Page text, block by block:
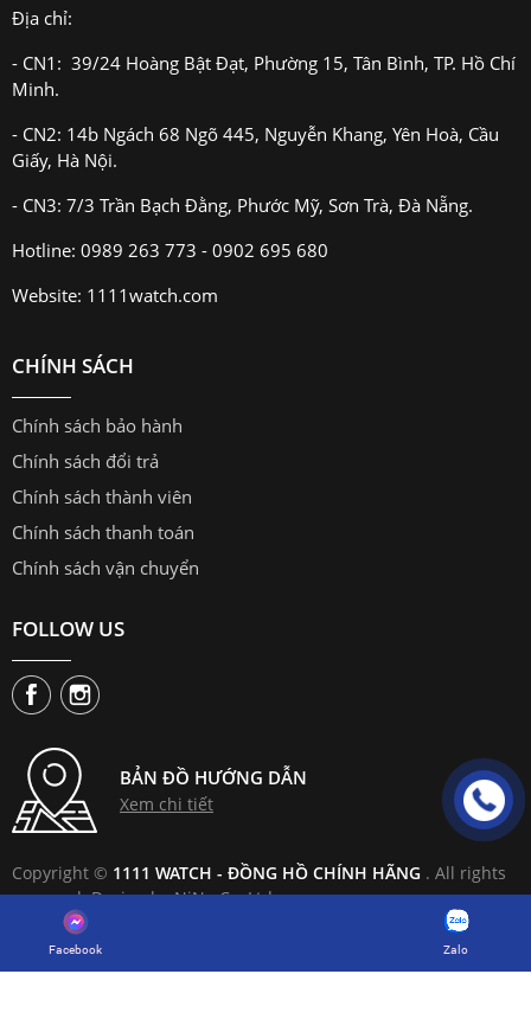
Facebook Zalo
Địa chỉ:
- CN1: 39/24 Hoàng Bật Đạt, Phường 15, Tân Bình, TP. Hồ Chí
Minh.
- CN2: 14b Ngách 68 Ngõ 445, Nguyễn Khang, Yên Hoà, Cầu
Giấy, Hà Nội.
- CN3: 7/3 Trần Bạch Đằng, Phước Mỹ, Sơn Trà, Đà Nẵng.
Hotline: 0989 263 773 - 0902 695 680
Website: 1111watch.com
CHÍNH SÁCH
Chính sách bảo hành
Chính sách đổi trả
Chính sách thành viên
Chính sách thanh toán
Chính sách vận chuyển
FOLLOW US
BẢN ĐỒ HƯỚNG DẪN
Xem chi tiết
Copyright © 1111 WATCH - ĐỒNG HỒ CHÍNH HÃNG . All rights
reserved. Design by NiNa Co.,Ltd